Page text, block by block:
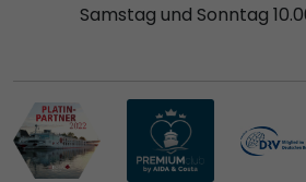
Samstag und Sonntag